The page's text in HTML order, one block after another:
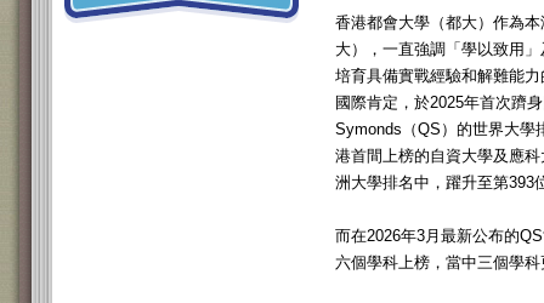
香港都會大學（都大）作為
大），一直強調「學以致用
培育具備實戰經驗和解難能
國際肯定，於2025年首次躋
Symonds（QS）的世界大學
港首間上榜的自資大學及應
洲大學排名中，躍升至第393
而在2026年3月最新公布的
六個學科上榜，當中三個學